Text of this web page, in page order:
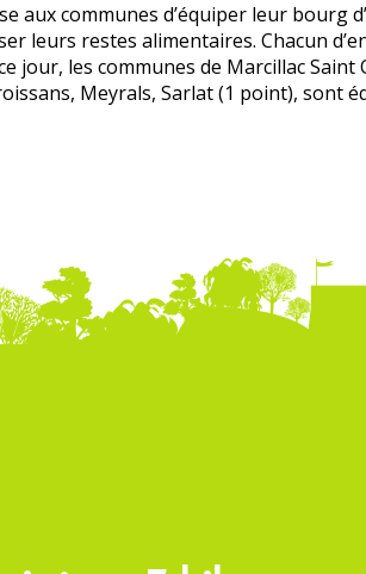
aux communes d’équiper leur
leurs restes alimentaires. Chacun
jour, les communes de Marcillac
Meyrals, Sarlat (1 point), sont